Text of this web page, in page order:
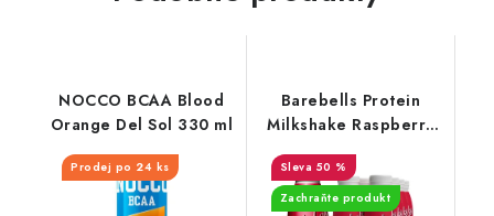
NOCCO BCAA Blood
Orange Del Sol 330 ml
Prodej po 24 ks
Barebells Protein
Milkshake Raspberry
330 ml - EXPIRACE
3.10.2026
50 %
Zachraňte produkt